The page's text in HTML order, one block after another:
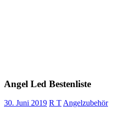
Angel Led Bestenliste
30. Juni 2019 R TAngelzubehör